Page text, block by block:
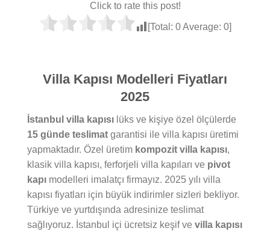
Click to rate this post!
[Total: 0Average: 0]
Villa Kapısı Modelleri Fiyatları
2025
İstanbul villa kapısı lüks ve kişiye özel ölçülerde
15 günde teslimat garantisi ile villa kapısı üretimi
yapmaktadır. Özel üretim kompozit villa kapısı,
klasik villa kapısı, ferforjeli villa kapıları ve pivot
kapı modelleri imalatçı firmayız. 2025 yılı villa
kapısı fiyatları için büyük indirimler sizleri bekliyor.
Türkiye ve yurtdışında adresinize teslimat
sağlıyoruz. İstanbul içi ücretsiz keşif ve villa kapısı